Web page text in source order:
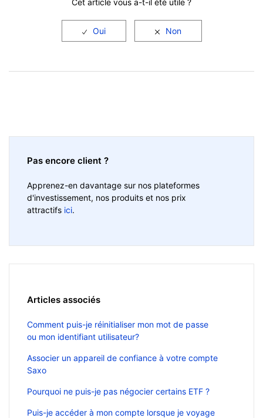
Cet article vous a-t-il été utile ?
Pas encore client ?
Apprenez-en davantage sur nos plateformes
d'investissement, nos produits et nos prix
attractifs ici.
Articles associés
Comment puis-je réinitialiser mon mot de passe
ou mon identifiant utilisateur?
Associer un appareil de confiance à votre compte
Saxo
Pourquoi ne puis-je pas négocier certains ETF ?
Puis-je accéder à mon compte lorsque je voyage